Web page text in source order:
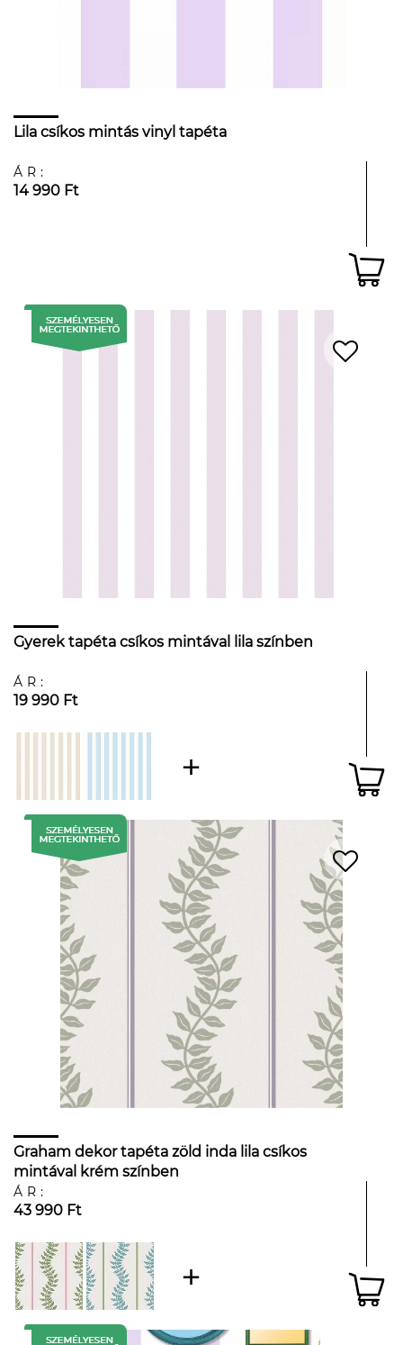
Lila csíkos mintás vinyl tapéta
ÁR:
14 990 Ft
Gyerek tapéta csíkos mintával lila színben
ÁR:
19 990 Ft
Graham dekor tapéta zöld inda lila csíkos
mintával krém színben
ÁR:
43 990 Ft